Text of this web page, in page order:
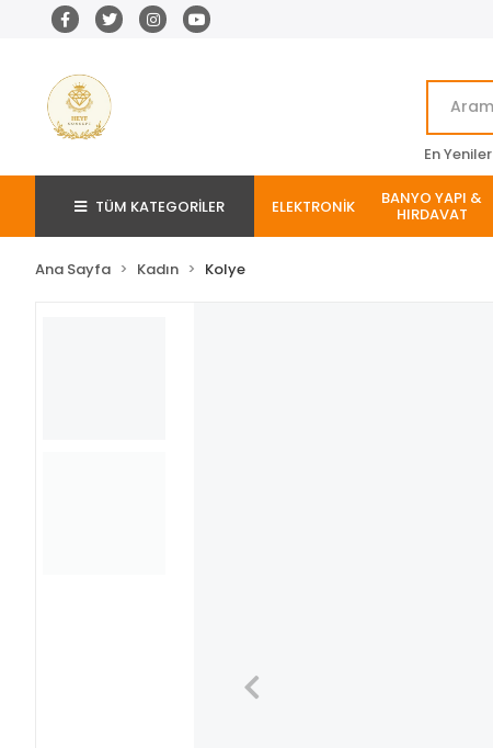
En Yeniler
TÜM KATEGORİLER ELEKTRONİK BANYO YAPI &
HIRDAVAT
Ana Sayfa Kadın Kolye